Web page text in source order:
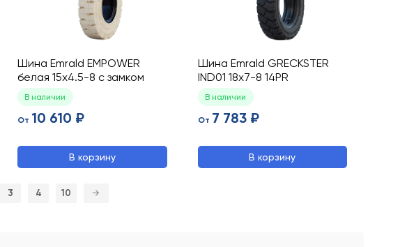
Шина Emrald EMPOWER
белая 15x4.5-8 с замком
В наличии
От 10 610 ₽
В корзину
Шина Emrald GRECKSTER
IND01 18x7-8 14PR
В наличии
От 7 783 ₽
В корзину
3 4 10 →